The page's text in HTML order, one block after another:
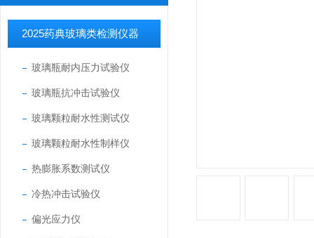
2025药典玻璃类检测仪器
玻璃瓶耐内压力试验仪
玻璃瓶抗冲击试验仪
玻璃颗粒耐水性测试仪
玻璃颗粒耐水性制样仪
热膨胀系数测试仪
冷热冲击试验仪
偏光应力仪